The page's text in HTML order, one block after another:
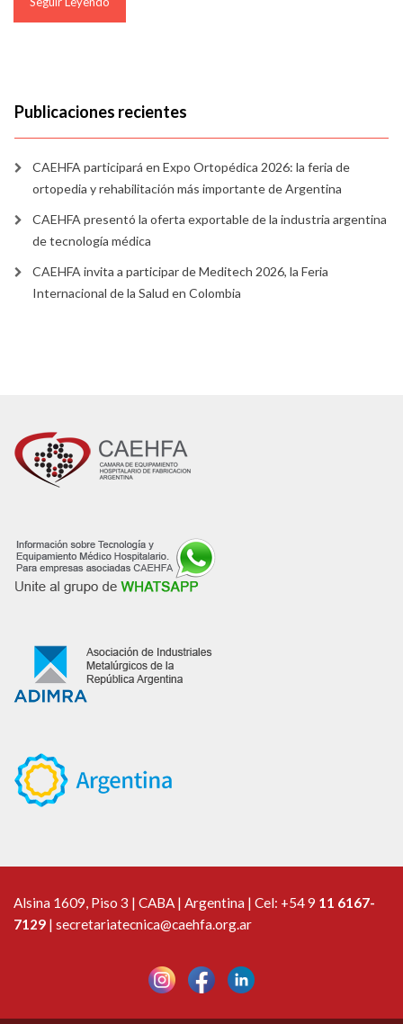
Publicaciones recientes
CAEHFA participará en Expo Ortopédica 2026: la feria de
ortopedia y rehabilitación más importante de Argentina
CAEHFA presentó la oferta exportable de la industria argentina
de tecnología médica
CAEHFA invita a participar de Meditech 2026, la Feria
Internacional de la Salud en Colombia
Alsina 1609, Piso 3 | CABA | Argentina | Cel: +54 9 11 6167-
7129 | secretariatecnica@caehfa.org.ar